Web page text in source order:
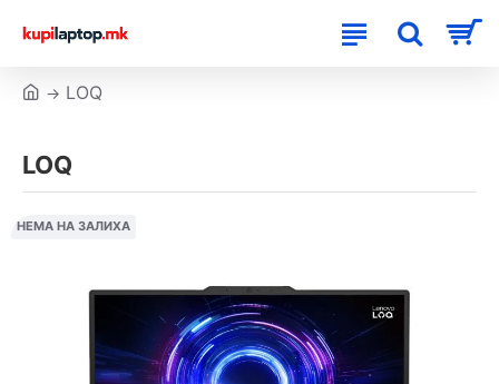
LOQ
LOQ
НЕМА НА ЗАЛИХА